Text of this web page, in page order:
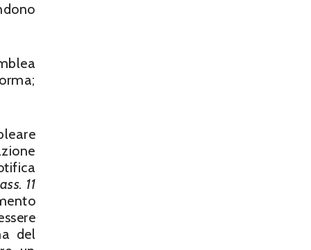
11
del